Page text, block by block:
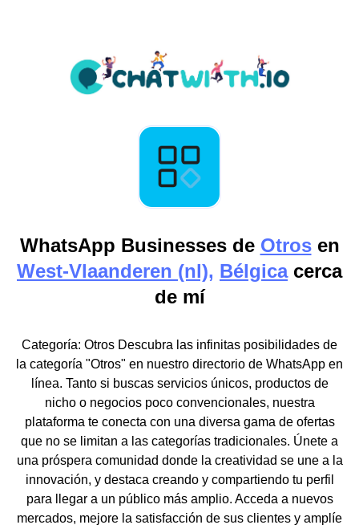
WhatsApp Businesses de Otrosen
West-Vlaanderen (nl), Bélgicacerca
de mí
Categoría: Otros Descubra las infinitas posibilidades de
la categoría "Otros" en nuestro directorio de WhatsApp en
línea. Tanto si buscas servicios únicos, productos de
nicho o negocios poco convencionales, nuestra
plataforma te conecta con una diversa gama de ofertas
que no se limitan a las categorías tradicionales. Únete a
una próspera comunidad donde la creatividad se une a la
innovación, y destaca creando y compartiendo tu perfil
para llegar a un público más amplio. Acceda a nuevos
mercados, mejore la satisfacción de sus clientes y amplíe